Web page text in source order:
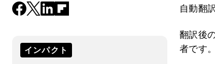
インパクト
自動翻
翻訳後
者です